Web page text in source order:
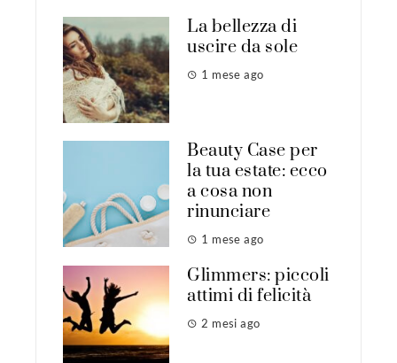
La bellezza di
uscire da sole
1 mese ago
Beauty Case per
la tua estate: ecco
a cosa non
rinunciare
1 mese ago
Glimmers: piccoli
attimi di felicità
2 mesi ago